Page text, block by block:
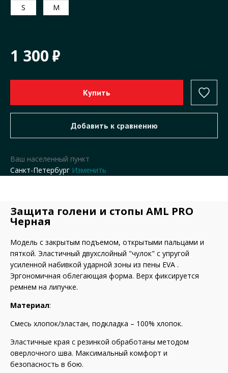
S M
1 300
Ваш населенный пункт
Санкт-Петербург Изменить
Защита голени и стопы AML PRO
Черная
Модель с закрытым подъемом, открытыми пальцами и
пяткой. Эластичный двухслойный "чулок" с упругой
усиленной набивкой ударной зоны из пены EVA .
Эргономичная облегающая форма. Верх фиксируется
ремнем на липучке.
Материал:
Смесь хлопок/эластан, подкладка – 100% хлопок.
Эластичные края с резинкой обработаны методом
оверлочного шва. Максимальный комфорт и
безопасность в бою.